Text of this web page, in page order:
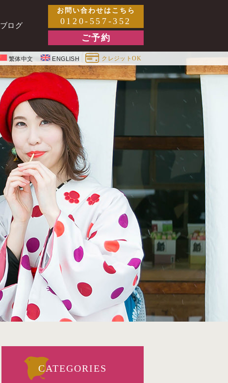
ブログ
お問い合わせはこちら
0120-557-352
ご予約
繁体中文 ENGLISH クレジットOK
CATEGORIES